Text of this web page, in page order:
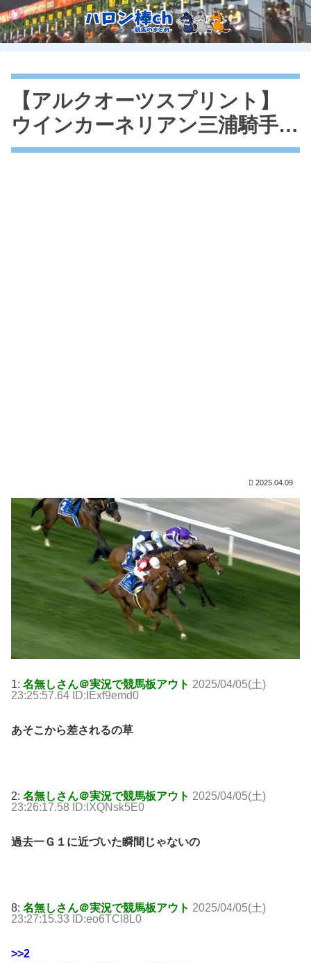
【アルクオーツスプリント】
ウインカーネリアン三浦騎手…
2025.04.09
1: 名無しさん＠実況で競馬板アウト 2025/04/05(土)
23:25:57.64 ID:IExf9emd0
あそこから差されるの草
2: 名無しさん＠実況で競馬板アウト 2025/04/05(土)
23:26:17.58 ID:lXQNsk5E0
過去一Ｇ１に近づいた瞬間じゃないの
8: 名無しさん＠実況で競馬板アウト 2025/04/05(土)
23:27:15.33 ID:eo6TCl8L0
>>2